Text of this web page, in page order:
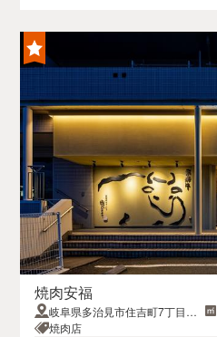
焼肉安福
岐阜県多治見市住吉町7丁目29-
6ファインビル住吉Ⅱ
焼肉店